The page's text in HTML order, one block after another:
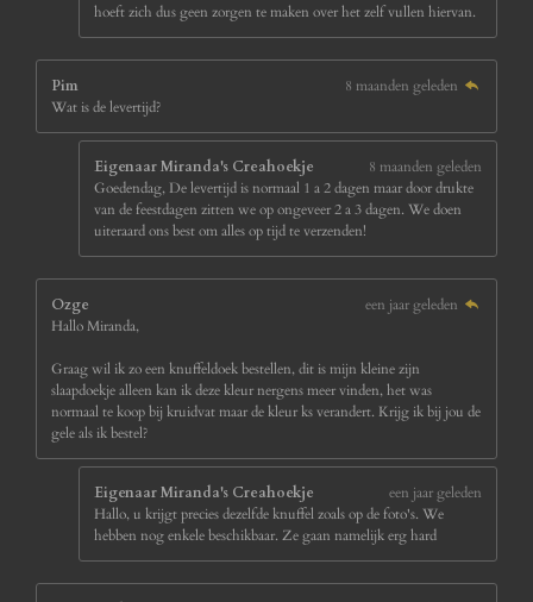
hoeft zich dus geen zorgen te maken over het zelf vullen hiervan.
Pim
8 maanden geleden
Wat is de levertijd?
Eigenaar Miranda's Creahoekje
8 maanden geleden
Goedendag, De levertijd is normaal 1 a 2 dagen maar door drukte
van de feestdagen zitten we op ongeveer 2 a 3 dagen. We doen
uiteraard ons best om alles op tijd te verzenden!
Ozge
een jaar geleden
Hallo Miranda,
Graag wil ik zo een knuffeldoek bestellen, dit is mijn kleine zijn
slaapdoekje alleen kan ik deze kleur nergens meer vinden, het was
normaal te koop bij kruidvat maar de kleur ks verandert. Krijg ik bij jou de
gele als ik bestel?
Eigenaar Miranda's Creahoekje
een jaar geleden
Hallo, u krijgt precies dezelfde knuffel zoals op de foto's. We
hebben nog enkele beschikbaar. Ze gaan namelijk erg hard